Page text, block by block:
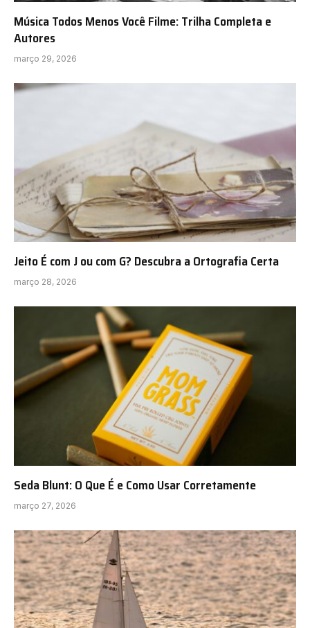
Música Todos Menos Você Filme: Trilha Completa e
Autores
março 29, 2026
Jeito É com J ou com G? Descubra a Ortografia Certa
março 28, 2026
Seda Blunt: O Que É e Como Usar Corretamente
março 27, 2026